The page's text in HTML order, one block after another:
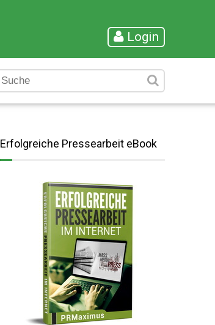
Login
Erfolgreiche Pressearbeit eBook